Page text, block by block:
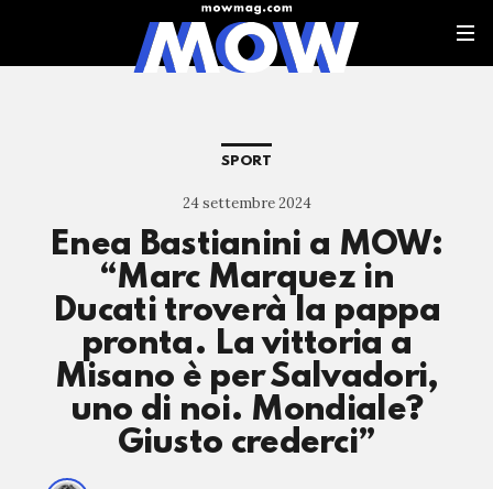
SPORT
24 settembre 2024
Enea Bastianini a MOW:
“Marc Marquez in
Ducati troverà la pappa
pronta. La vittoria a
Misano è per Salvadori,
uno di noi. Mondiale?
Giusto crederci”